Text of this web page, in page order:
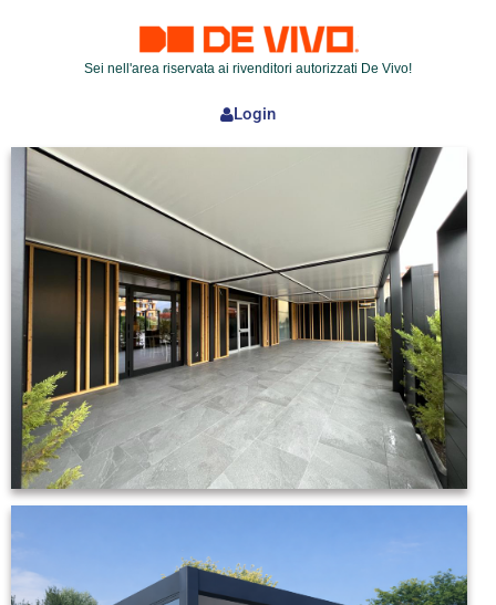
Sei nell'area riservata ai rivenditori autorizzati De Vivo!
Login